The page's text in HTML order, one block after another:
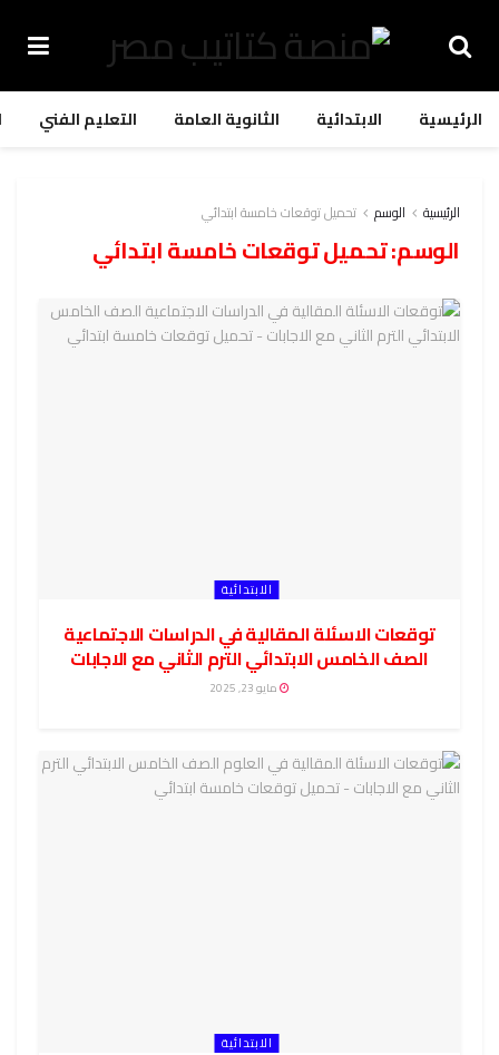
الرئيسية الابتدائية الثانوية العامة التعليم الفني
الرئيسية الوسم تحميل توقعات خامسة ابتدائي
الوسم:تحميل توقعات خامسة ابتدائي
الابتدائية
توقعات الاسئلة المقالية في الدراسات الاجتماعية
الصف الخامس الابتدائي الترم الثاني مع الاجابات
مايو 23, 2025
الابتدائية